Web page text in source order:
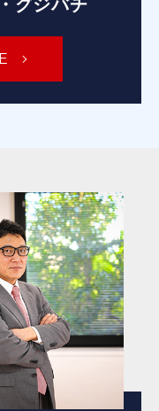
グジバチ